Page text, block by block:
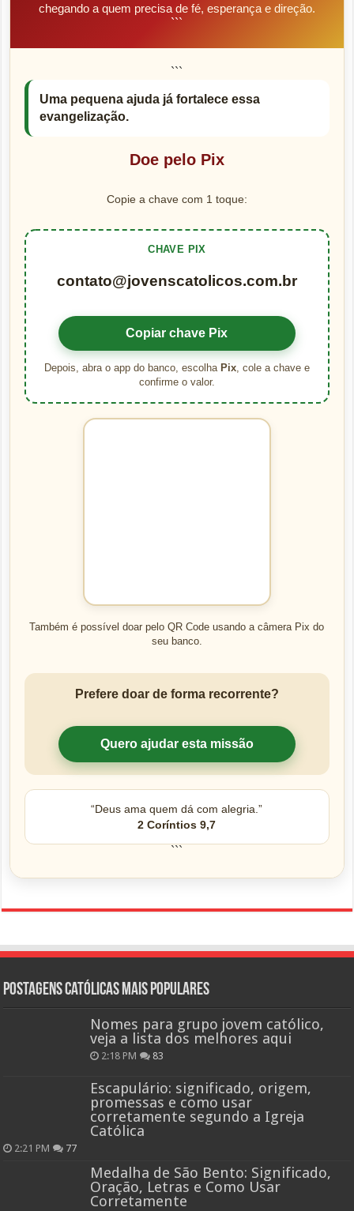
chegando a quem precisa de fé, esperança e direção.
```
```
Uma pequena ajuda já fortalece essa
evangelização.
Doe pelo Pix
Copie a chave com 1 toque:
CHAVE PIX
contato@jovenscatolicos.com.br
Copiar chave Pix
Depois, abra o app do banco, escolha Pix, cole a chave e
confirme o valor.
Também é possível doar pelo QR Code usando a câmera Pix do
seu banco.
Prefere doar de forma recorrente?
Quero ajudar esta missão
“Deus ama quem dá com alegria.”
2 Coríntios 9,7
```
Postagens católicas mais Populares
Nomes para grupo jovem católico,
veja a lista dos melhores aqui
2:18 PM 83
Escapulário: significado, origem,
promessas e como usar
corretamente segundo a Igreja
Católica
2:21 PM 77
Medalha de São Bento: Significado,
Oração, Letras e Como Usar
Corretamente